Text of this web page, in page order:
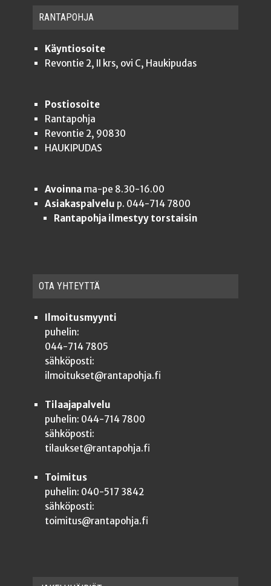
RAN­TA­POH­JA
Käyntiosoite
Revontie 2, II krs, ovi C, Haukipudas
Postiosoite
Rantapohja
Revontie 2, 90830
HAUKIPUDAS
Avoinnama-pe 8.30-16.00
Asiakaspalvelu p. 044-714 7800
Rantapohja ilmestyy torstaisin
OTA YHTEYT­TÄ
Ilmoitusmyynti
puhelin:
044-714 7805
sähköposti:
ilmoitukset@rantapohja.fi
Tilaajapalvelu
puhelin: 044-714 7800
sähköposti:
tilaukset@rantapohja.fi
Toimitus
puhelin: 040-517 3842
sähköposti:
toimitus@rantapohja.fi